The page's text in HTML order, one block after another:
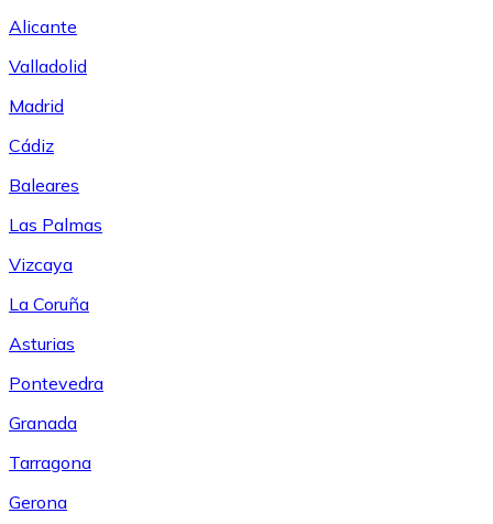
Alicante
Valladolid
Madrid
Cádiz
Baleares
Las Palmas
Vizcaya
La Coruña
Asturias
Pontevedra
Granada
Tarragona
Gerona